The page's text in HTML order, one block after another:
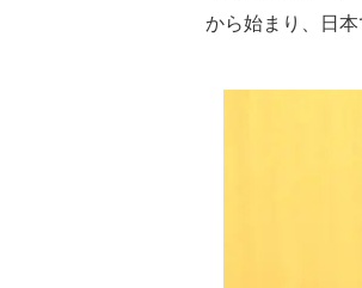
から始まり、日